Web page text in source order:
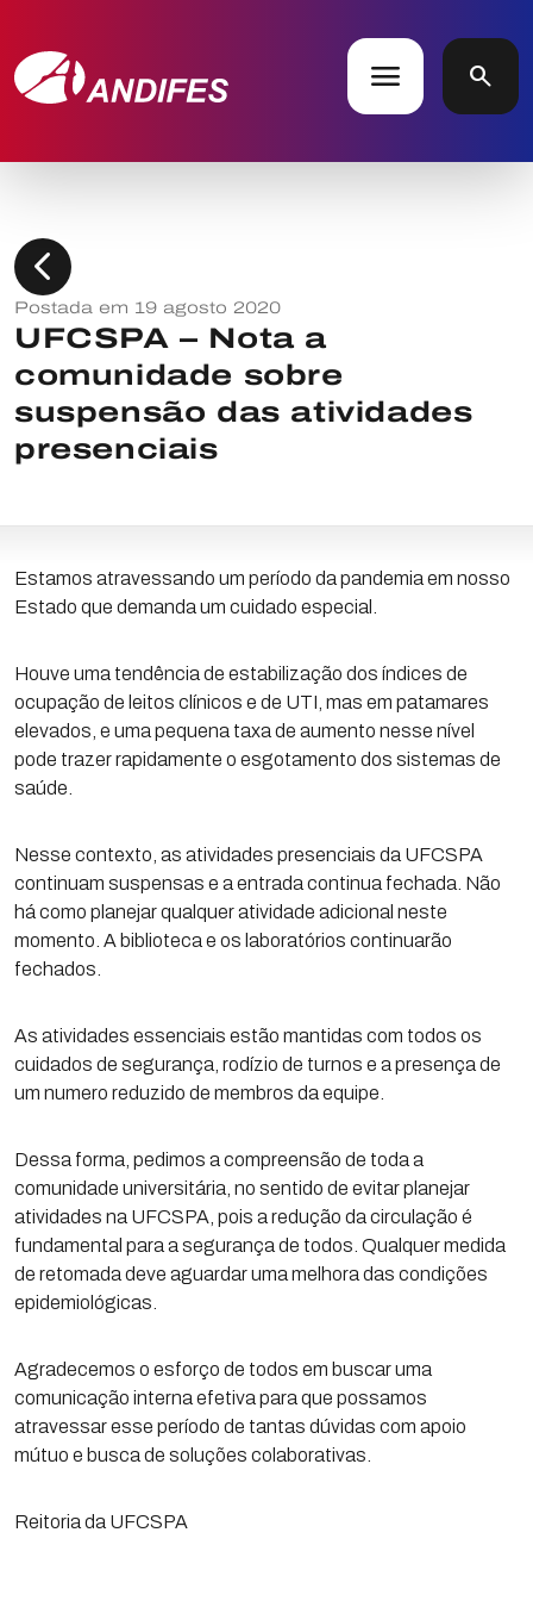
menu search
chevron_left
Postada em 19 agosto 2020
UFCSPA – Nota a
comunidade sobre
suspensão das atividades
presenciais
Estamos atravessando um período da pandemia em nosso
Estado que demanda um cuidado especial.
Houve uma tendência de estabilização dos índices de
ocupação de leitos clínicos e de UTI, mas em patamares
elevados, e uma pequena taxa de aumento nesse nível
pode trazer rapidamente o esgotamento dos sistemas de
saúde.
Nesse contexto, as atividades presenciais da UFCSPA
continuam suspensas e a entrada continua fechada. Não
há como planejar qualquer atividade adicional neste
momento. A biblioteca e os laboratórios continuarão
fechados.
As atividades essenciais estão mantidas com todos os
cuidados de segurança, rodízio de turnos e a presença de
um numero reduzido de membros da equipe.
Dessa forma, pedimos a compreensão de toda a
comunidade universitária, no sentido de evitar planejar
atividades na UFCSPA, pois a redução da circulação é
fundamental para a segurança de todos. Qualquer medida
de retomada deve aguardar uma melhora das condições
epidemiológicas.
Agradecemos o esforço de todos em buscar uma
comunicação interna efetiva para que possamos
atravessar esse período de tantas dúvidas com apoio
mútuo e busca de soluções colaborativas.
Reitoria da UFCSPA